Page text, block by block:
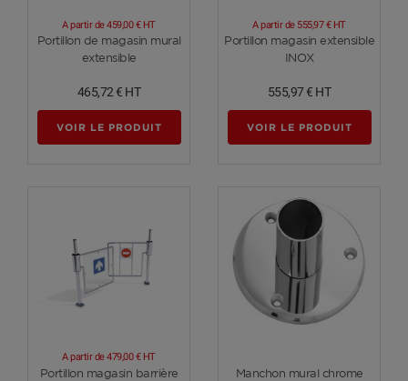
Voir plus
Portillon de magasin mural
extensible
A partir de459,00 € HT
465,72 € HT
VOIR LE PRODUIT
Voir plus
Portillon magasin extensible
INOX
A partir de 555,97 € HT
555,97 € HT
VOIR LE PRODUIT
Voir plus
Portillon magasin barrière
A partir de479,00 € HT
Voir plus
Manchon mural chrome